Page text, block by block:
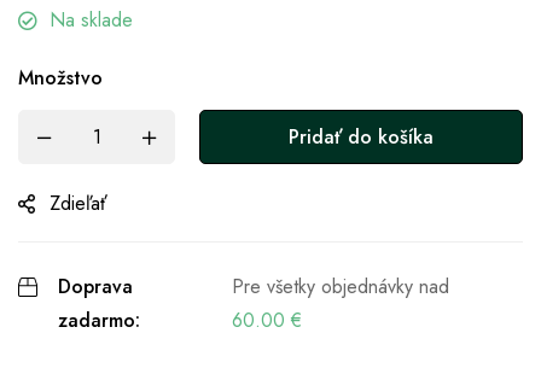
Na sklade
Množstvo
Pridať do košíka
Zdieľať
Doprava
zadarmo:
Pre všetky objednávky nad
60.00 €